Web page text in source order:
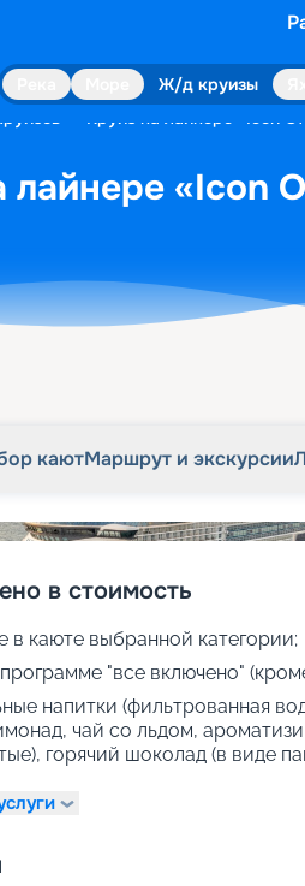
Ж/д круизы
Круиз на лайнере «Icon
лайнере «Icon
каютМаршрут и экскурсии
в стоимость
в каюте выбранной категории;
"все включено"
напитки (фильтрованная
чай со льдом,
горячий шоколад (в виде